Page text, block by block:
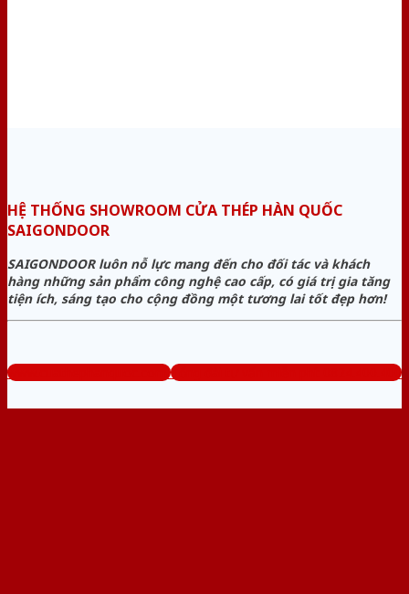
HỆ THỐNG SHOWROOM CỬA THÉP HÀN QUỐC
SAIGONDOOR
SAIGONDOOR luôn nỗ lực mang đến cho đối tác và khách
hàng những sản phẩm công nghệ cao cấp, có giá trị gia tăng
tiện ích, sáng tạo cho cộng đồng một tương lai tốt đẹp hơn!
www.cuathephanquoc.com Tổng đài tư vấn miễn phí: 0824.400.400